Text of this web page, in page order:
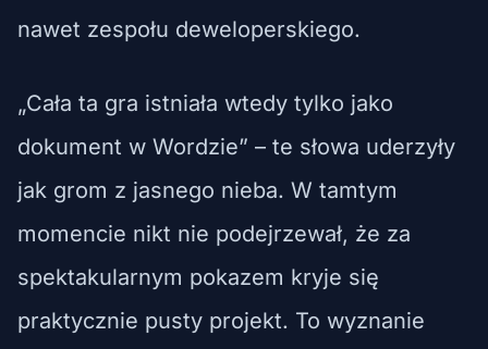
nawet zespołu deweloperskiego.
„Cała ta gra istniała wtedy tylko jako
dokument w Wordzie” – te słowa uderzyły
jak grom z jasnego nieba. W tamtym
momencie nikt nie podejrzewał, że za
spektakularnym pokazem kryje się
praktycznie pusty projekt. To wyznanie